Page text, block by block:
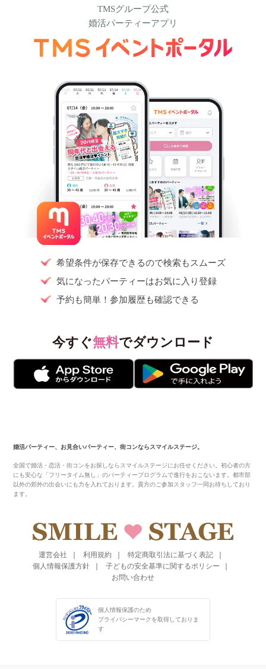
TMSグループ公式
婚活パーティーアプリ
希望条件が保存できるので検索もスムーズ
気になったパーティーはお気に入り登録
予約も簡単！参加履歴も確認できる
今すぐ無料でダウンロード
婚活パーティー、お見合いパーティー、街コンならスマイルステージ。
全国で婚活・恋活・街コンをお探しならスマイルステージにお任せください。初心者の方
にも安心な「フリータイム無し」のパーティープログラムで進行をおこないます。都市部
以外の郊外の出会いにも力を入れております。貴方のご参加スタッフ一同お待ちしており
ます。
運営会社 利用規約
特定商取引法に基づく表記
個人情報保護方針
子どもの安全基準に関するポリシー
お問い合わせ
個人情報保護のため
プライバシーマークを取得しておりま
す